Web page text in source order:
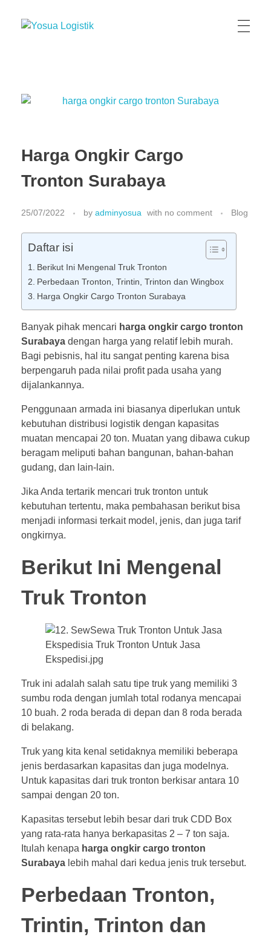
Harga Ongkir Cargo
Tronton Surabaya
25/07/2022 by adminyosua with no comment Blog
Daftar isi
Berikut Ini Mengenal Truk Tronton
Perbedaan Tronton, Trintin, Trinton dan Wingbox
Harga Ongkir Cargo Tronton Surabaya
Banyak pihak mencari harga ongkir cargo tronton
Surabaya dengan harga yang relatif lebih murah.
Bagi pebisnis, hal itu sangat penting karena bisa
berpengaruh pada nilai profit pada usaha yang
dijalankannya.
Penggunaan armada ini biasanya diperlukan untuk
kebutuhan distribusi logistik dengan kapasitas
muatan mencapai 20 ton. Muatan yang dibawa cukup
beragam meliputi bahan bangunan, bahan-bahan
gudang, dan lain-lain.
Jika Anda tertarik mencari truk tronton untuk
kebutuhan tertentu, maka pembahasan berikut bisa
menjadi informasi terkait model, jenis, dan juga tarif
ongkirnya.
Berikut Ini Mengenal
Truk Tronton
Truk ini adalah salah satu tipe truk yang memiliki 3
sumbu roda dengan jumlah total rodanya mencapai
10 buah. 2 roda berada di depan dan 8 roda berada
di belakang.
Truk yang kita kenal setidaknya memiliki beberapa
jenis berdasarkan kapasitas dan juga modelnya.
Untuk kapasitas dari truk tronton berkisar antara 10
sampai dengan 20 ton.
Kapasitas tersebut lebih besar dari truk CDD Box
yang rata-rata hanya berkapasitas 2 – 7 ton saja.
Itulah kenapa harga ongkir cargo tronton
Surabaya lebih mahal dari kedua jenis truk tersebut.
Perbedaan Tronton,
Trintin, Trinton dan